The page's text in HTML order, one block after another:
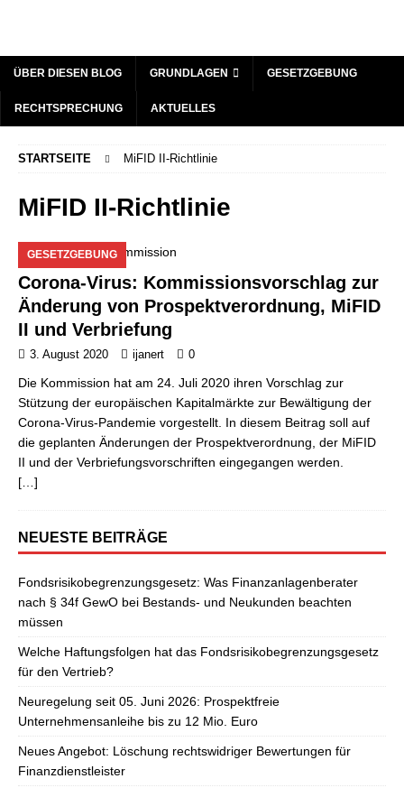
ÜBER DIESEN BLOG GRUNDLAGEN GESETZGEBUNG
RECHTSPRECHUNG AKTUELLES
STARTSEITE MiFID II-Richtlinie
MiFID II-Richtlinie
GESETZGEBUNG
Corona-Virus: Kommissionsvorschlag zur
Änderung von Prospektverordnung, MiFID
II und Verbriefung
3. August 2020 ijanert 0
Die Kommission hat am 24. Juli 2020 ihren Vorschlag zur
Stützung der europäischen Kapitalmärkte zur Bewältigung der
Corona-Virus-Pandemie vorgestellt. In diesem Beitrag soll auf
die geplanten Änderungen der Prospektverordnung, der MiFID
II und der Verbriefungsvorschriften eingegangen werden.
[…]
NEUESTE BEITRÄGE
Fondsrisikobegrenzungsgesetz: Was Finanzanlagenberater
nach § 34f GewO bei Bestands- und Neukunden beachten
müssen
Welche Haftungsfolgen hat das Fondsrisikobegrenzungsgesetz
für den Vertrieb?
Neuregelung seit 05. Juni 2026: Prospektfreie
Unternehmensanleihe bis zu 12 Mio. Euro
Neues Angebot: Löschung rechtswidriger Bewertungen für
Finanzdienstleister